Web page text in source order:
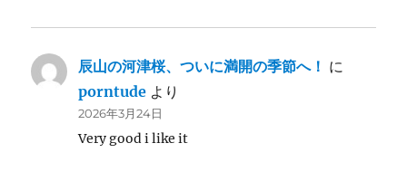
辰山の河津桜、ついに満開の季節へ！ に
porntude より
2026年3月24日
Very good i like it